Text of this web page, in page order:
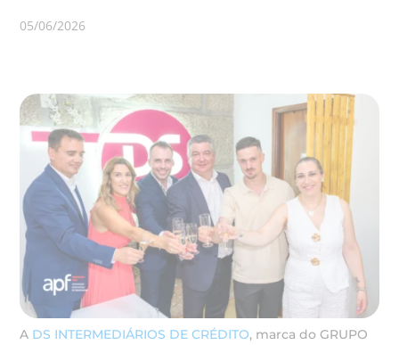
05/06/2026
A DS INTERMEDIÁRIOS DE CRÉDITO, marca do GRUPO